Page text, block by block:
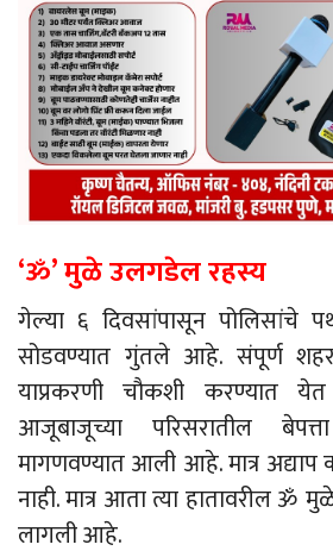
‘ॐ’ मुळे उलगडेल रहस्य
गेल्या ६ दिवसांपासून पोलिसांचे
सोडवण्यात गुंतले आहे. संपूर्ण
याप्रकरणी चौकशी करण्यात
आजूबाजूच्या परिसरातील
मागणवण्यात आली आहे. मात्र अद्याप
नाही. मात्र आता त्या हातावरील ॐ
लागली आहे.